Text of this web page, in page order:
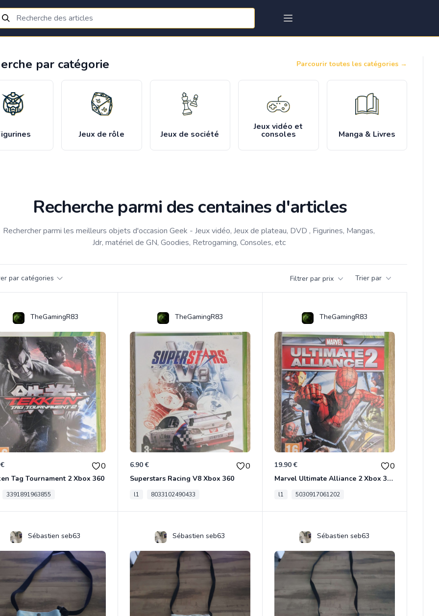
par catégorie Parcourir toutes les catégories →
Jeux de rôle Jeux de société
Jeux vidéo et
consoles Manga & Livres
Recherche parmi des centaines d'articles
Rechercher parmi les meilleurs objets d'occasion Geek - Jeux vidéo, Jeux de plateau, DVD , Figurines, Mangas,
Jdr, matériel de GN, Goodies, Retrogaming, Consoles, etc
par catégories Filtrer par prix Trier par
TheGamingR83
0
Tag Tournament 2 Xbox 360
3391891963855
TheGamingR83
6.90 € 0
Superstars Racing V8 Xbox 360
l1 8033102490433
TheGamingR83
19.90 € 0
Marvel Ultimate Alliance 2 Xbox 360
l1 5030917061202
Sébastien seb63 Sébastien seb63 Sébastien seb63